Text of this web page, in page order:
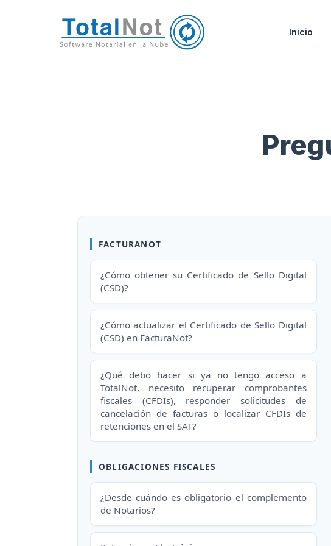
Inicio
FACTURANOT
¿Cómo obtener su Certificado de Sello Digital
(CSD)?
¿Cómo actualizar el Certificado de Sello Digital
(CSD) en FacturaNot?
¿Qué debo hacer si ya no tengo acceso a
TotalNot, necesito recuperar comprobantes
fiscales (CFDIs), responder solicitudes de
cancelación de facturas o localizar CFDIs de
retenciones en el SAT?
OBLIGACIONES FISCALES
¿Desde cuándo es obligatorio el complemento
de Notarios?